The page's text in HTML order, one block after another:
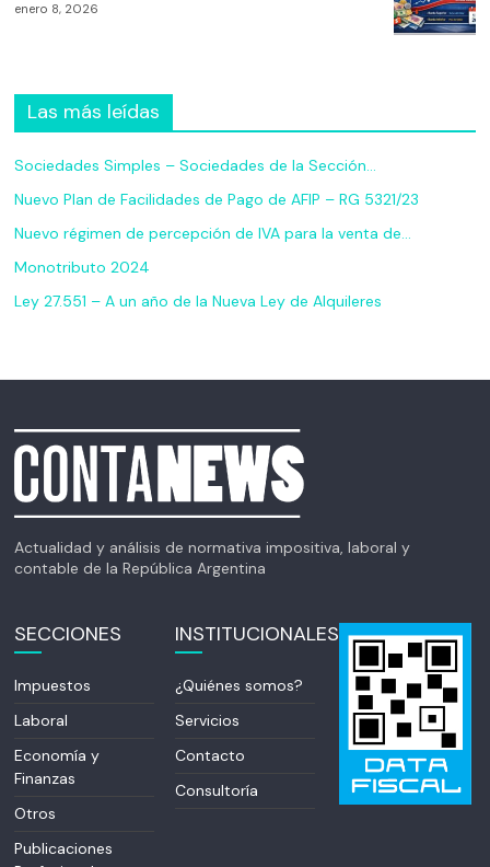
enero 8, 2026
Las más leídas
Sociedades Simples – Sociedades de la Sección…
Nuevo Plan de Facilidades de Pago de AFIP – RG 5321/23
Nuevo régimen de percepción de IVA para la venta de…
Monotributo 2024
Ley 27.551 – A un año de la Nueva Ley de Alquileres
Actualidad y análisis de normativa impositiva, laboral y
contable de la República Argentina
SECCIONES
Impuestos
Laboral
Economía y
Finanzas
Otros
Publicaciones
INSTITUCIONALES
¿Quiénes somos?
Servicios
Contacto
Consultoría